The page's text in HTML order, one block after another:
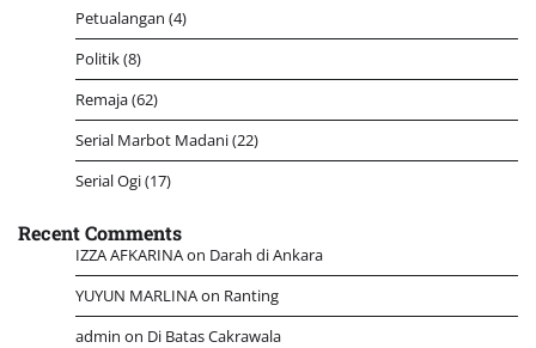
Petualangan (4)
Politik(8)
Remaja(62)
Serial Marbot Madani(22)
Serial Ogi(17)
Recent Comments
IZZA AFKARINAon Darah di Ankara
YUYUN MARLINAon Ranting
admin on Di Batas Cakrawala